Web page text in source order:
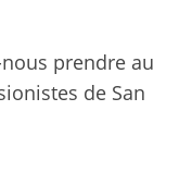
prendre au
de San